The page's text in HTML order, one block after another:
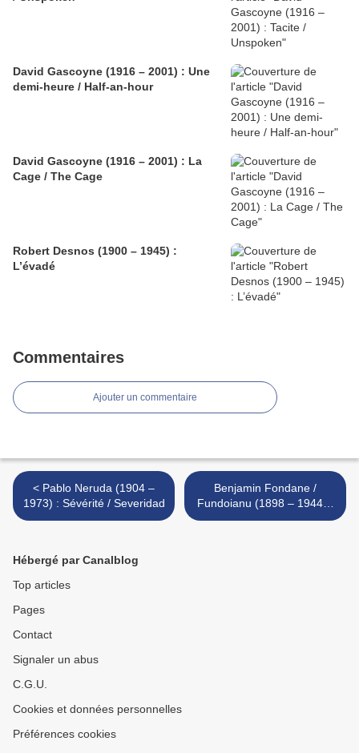
David Gascoyne (1916 – 2001) : Une
demi-heure / Half-an-hour
David Gascoyne (1916 – 2001) : La
Cage / The Cage
Robert Desnos (1900 – 1945) :
L’évadé
Commentaires
Ajouter un commentaire
< Pablo Neruda (1904 –
1973) : Sévérité / Severidad
Benjamin Fondane /
Fundoianu (1898 – 1944) :
Sinaïa / Sinaia >
Hébergé par Canalblog
Top articles
Pages
Contact
Signaler un abus
C.G.U.
Cookies et données personnelles
Préférences cookies